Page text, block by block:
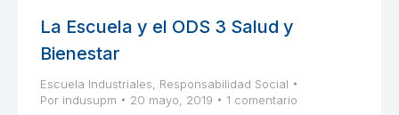
La Escuela y el ODS 3 Salud y
Bienestar
Escuela Industriales, Responsabilidad Social
Por indusupm 20 mayo, 2019 1 comentario